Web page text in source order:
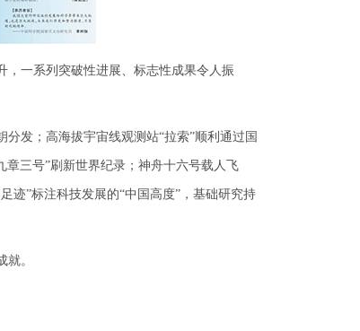
一系列突破性进展、标志性成果令人振
发；高海拔宇宙线观测站“拉索”顺利通过国
三号”刷新世界纪录；神舟十六号载人飞
”标注科技发展的“中国高度”，基础研究持
。